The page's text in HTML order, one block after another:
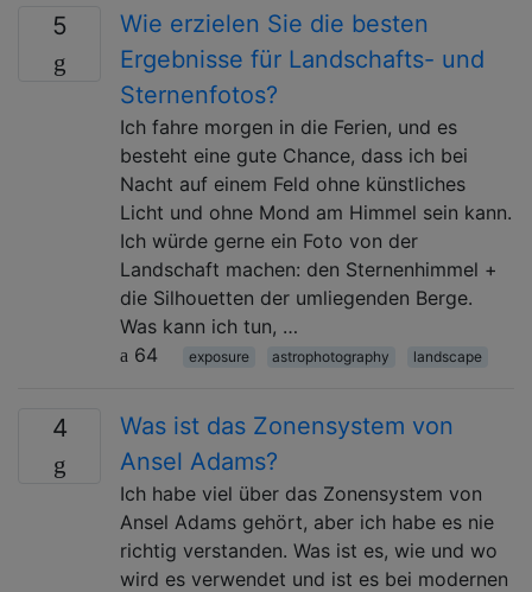
5
Wie erzielen Sie die besten
Ergebnisse für Landschafts- und
Sternenfotos?
Ich fahre morgen in die Ferien, und es
besteht eine gute Chance, dass ich bei
Nacht auf einem Feld ohne künstliches
Licht und ohne Mond am Himmel sein kann.
Ich würde gerne ein Foto von der
Landschaft machen: den Sternenhimmel +
die Silhouetten der umliegenden Berge.
Was kann ich tun, …
64
exposure astrophotography landscape
4
Was ist das Zonensystem von
Ansel Adams?
Ich habe viel über das Zonensystem von
Ansel Adams gehört, aber ich habe es nie
richtig verstanden. Was ist es, wie und wo
wird es verwendet und ist es bei modernen